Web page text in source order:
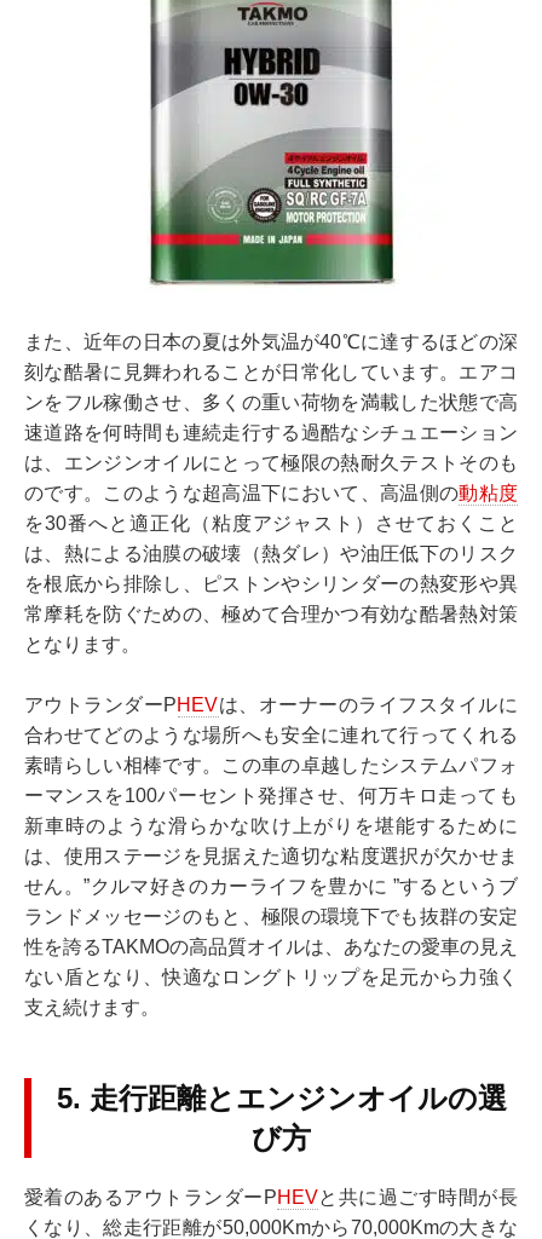
また、近年の日本の夏は外気温が40℃に達するほどの深
刻な酷暑に見舞われることが日常化しています。エアコ
ンをフル稼働させ、多くの重い荷物を満載した状態で高
速道路を何時間も連続走行する過酷なシチュエーション
は、エンジンオイルにとって極限の熱耐久テストそのも
のです。このような超高温下において、高温側の動粘度
を30番へと適正化（粘度アジャスト）させておくこと
は、熱による油膜の破壊（熱ダレ）や油圧低下のリスク
を根底から排除し、ピストンやシリンダーの熱変形や異
常摩耗を防ぐための、極めて合理かつ有効な酷暑熱対策
となります。
アウトランダーPHEVは、オーナーのライフスタイルに
合わせてどのような場所へも安全に連れて行ってくれる
素晴らしい相棒です。この車の卓越したシステムパフォ
ーマンスを100パーセント発揮させ、何万キロ走っても
新車時のような滑らかな吹け上がりを堪能するために
は、使用ステージを見据えた適切な粘度選択が欠かせま
せん。”クルマ好きのカーライフを豊かに ”するというブ
ランドメッセージのもと、極限の環境下でも抜群の安定
性を誇るTAKMOの高品質オイルは、あなたの愛車の見え
ない盾となり、快適なロングトリップを足元から力強く
支え続けます。
5. 走行距離とエンジンオイルの選
び方
愛着のあるアウトランダーPHEVと共に過ごす時間が長
くなり、総走行距離が50,000Kmから70,000Kmの大きな